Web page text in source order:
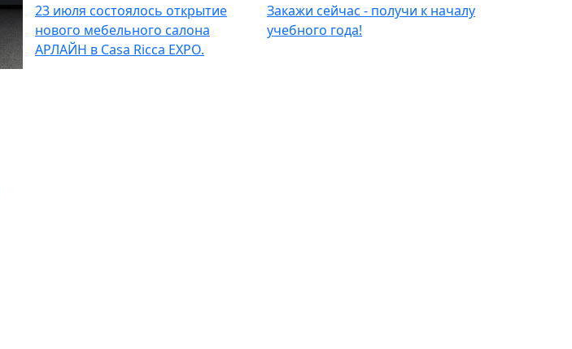
23 июля состоялось открытие
нового мебельного салона
АРЛАЙН в Casa Ricca EXPO.
Закажи сейчас - получи к началу
учебного года!